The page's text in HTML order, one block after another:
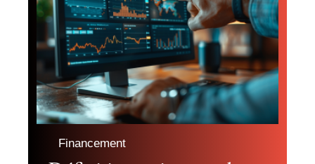
Financement